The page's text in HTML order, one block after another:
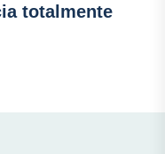
totalmente